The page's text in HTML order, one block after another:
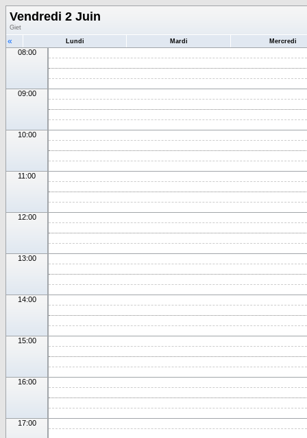
Vendredi 2 Juin
Giet
« Lundi Mardi Mercredi
08:00
09:00
10:00
11:00
12:00
13:00
14:00
15:00
16:00
17:00